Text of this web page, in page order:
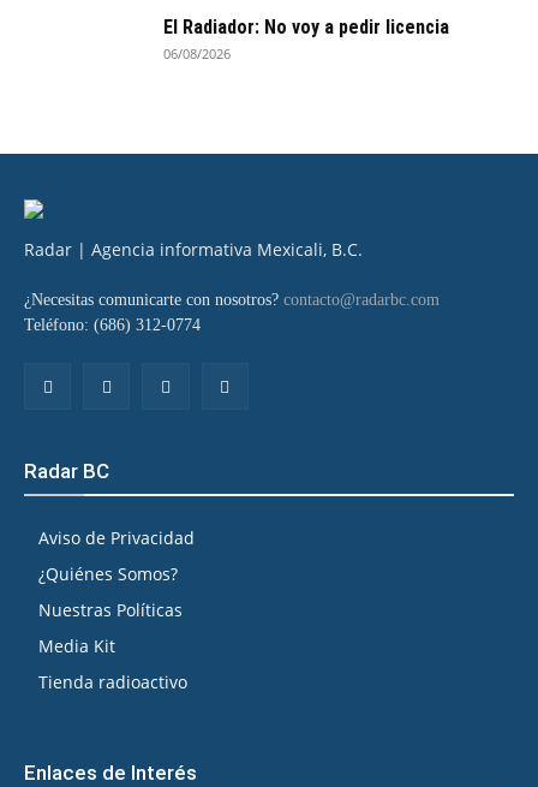
El Radiador: No voy a pedir licencia
06/08/2026
Radar | Agencia informativa Mexicali, B.C.
¿Necesitas comunicarte con nosotros? contacto@radarbc.com
Teléfono: (686) 312-0774
Radar BC
Aviso de Privacidad
¿Quiénes Somos?
Nuestras Políticas
Media Kit
Tienda radioactivo
Enlaces de Interés